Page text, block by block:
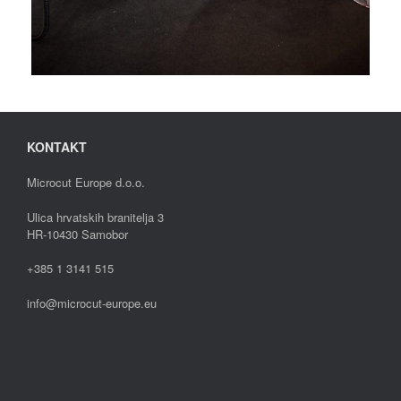
KONTAKT
Microcut Europe d.o.o.
Ulica hrvatskih branitelja 3
HR-10430 Samobor
+385 1 3141 515
info@microcut-europe.eu